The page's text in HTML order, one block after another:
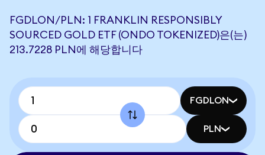
FGDLON/PLN: 1 FRANKLIN RESPONSIBLY
SOURCED GOLD ETF (ONDO TOKENIZED)은(는)
213.7228 PLN에 해당합니다
FGDLON
PLN